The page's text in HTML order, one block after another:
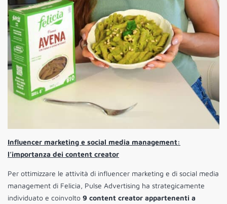
Influencer marketing e social media management:
l’importanza dei content creator
Per ottimizzare le attività di influencer marketing e di social media
management di Felicia, Pulse Advertising ha strategicamente
individuato e coinvolto 9 content creator appartenenti a